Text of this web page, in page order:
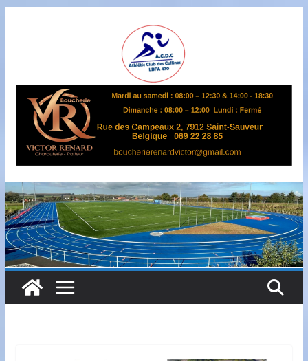
A
S
B
L
L
B
F
A
4
7